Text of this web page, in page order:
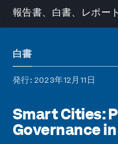
報告書、白書、レポート
白書
発行: 2023年12月11日
Smart Cities:
Governance